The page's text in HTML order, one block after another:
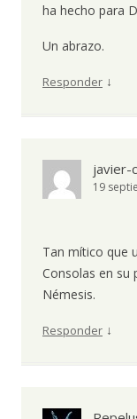
ha hecho para
Un abrazo.
Responder ↓
javier-
19
Tan mítico que
Consolas en su
Némesis.
Responder ↓